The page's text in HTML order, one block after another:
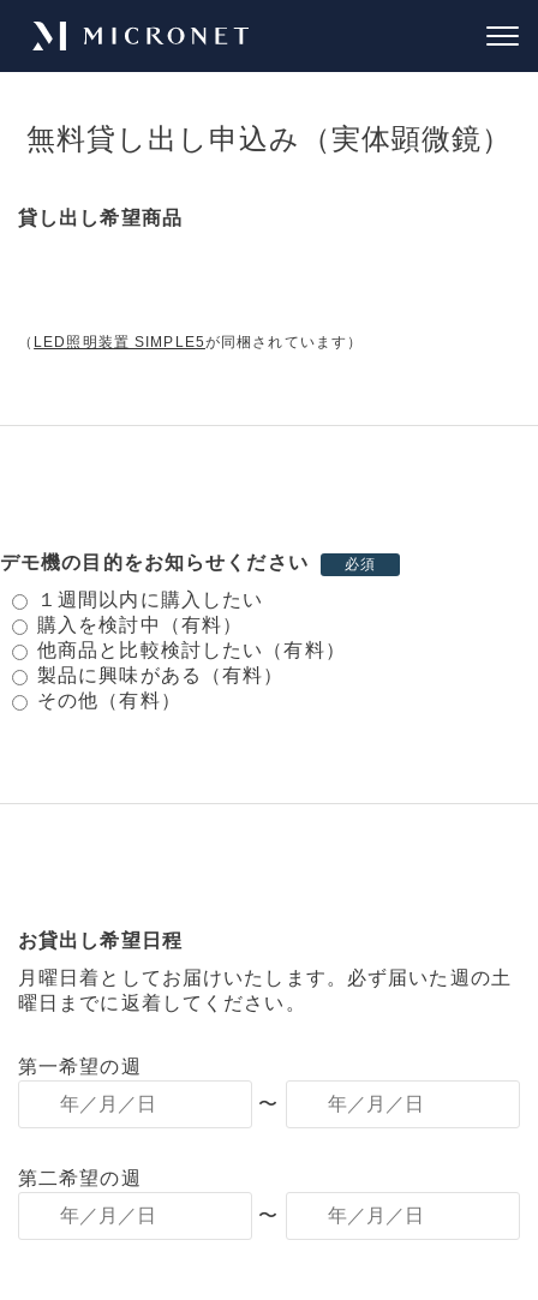
無料貸し出し申込み（実体顕微鏡）
貸し出し希望商品
（ LED照明装置 SIMPLE5が同梱されています）
デモ機の目的をお知らせください 必須
１週間以内に購入したい
購入を検討中（有料）
他商品と比較検討したい（有料）
製品に興味がある（有料）
その他（有料）
お貸出し希望日程
月曜日着としてお届けいたします。必ず届いた週の土
曜日までに返着してください。
第一希望の週
〜
第二希望の週
〜